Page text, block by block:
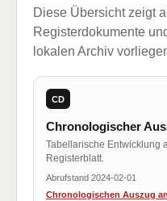
Diese Übersicht zeigt
Registerdokumente
lokalen Archiv
CD
Chronologischer
Tabellarische Entwicklung
Registerblatt.
Abrufstand 2024-02-01
Chronologischen Auszug